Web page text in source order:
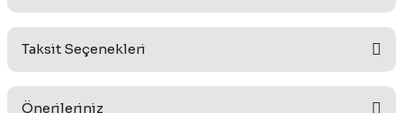
Taksit Seçenekleri
Önerileriniz